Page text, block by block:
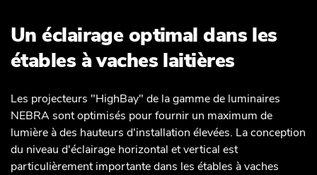
Un éclairage optimal dans les
étables à vaches laitières
Les projecteurs "HighBay" de la gamme de luminaires
NEBRA sont optimisés pour fournir un maximum de
lumière à des hauteurs d'installation élevées. La conception
du niveau d'éclairage horizontal et vertical est
particulièrement importante dans les étables à vaches